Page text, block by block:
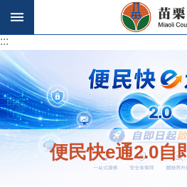
跳到主要內容區塊
:::
:::
便民快e通2.0自